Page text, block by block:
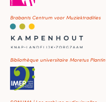
Brabants Centrum voor Muziektradities
Bibliothèque universitaire Moretus Plantin